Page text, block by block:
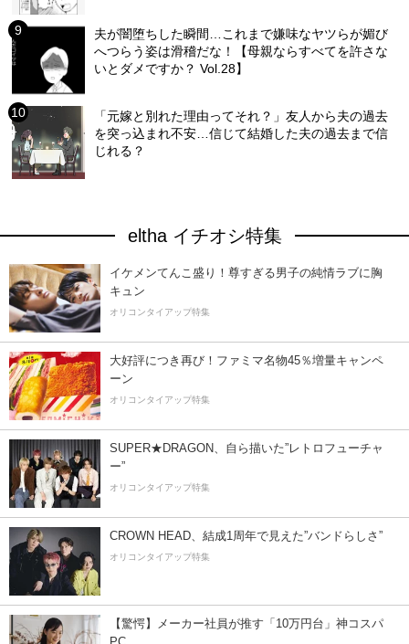
夫が闇堕ちした瞬間…これまで嫌味なヤツらが媚び
へつらう姿は滑稽だな！【母親ならすべてを許さな
いとダメですか？ Vol.28】
「元嫁と別れた理由ってそれ？」友人から夫の過去
を突っ込まれ不安…信じて結婚した夫の過去まで信
じれる？
eltha イチオシ特集
イケメンてんこ盛り！尊すぎる男子の純情ラブに胸
キュン
オリコンタイアップ特集
大好評につき再び！ファミマ名物45％増量キャンペ
ーン
オリコンタイアップ特集
SUPER★DRAGON、自ら描いた”レトロフューチャ
ー”
オリコンタイアップ特集
CROWN HEAD、結成1周年で見えた”バンドらしさ”
オリコンタイアップ特集
【驚愕】メーカー社員が推す「10万円台」神コスパ